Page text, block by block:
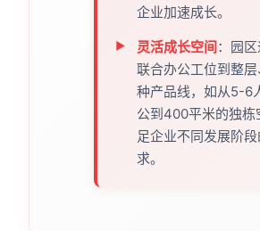
企业加速成长。
灵活成长空间 ：园
联合办公工位到整
种产品线，如从5-6
公到400平米的独栋
足企业不同发展阶
求。